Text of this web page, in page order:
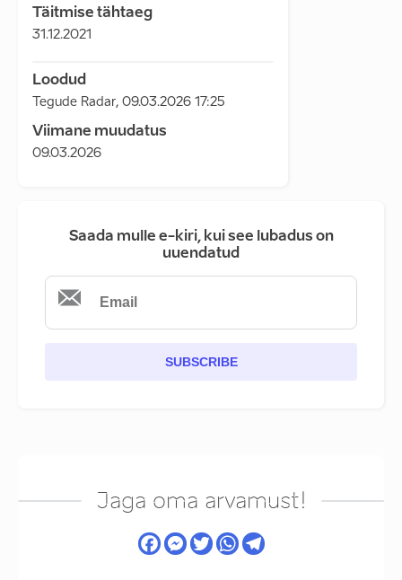
Täitmise tähtaeg
31.12.2021
Loodud
Tegude Radar, 09.03.2026 17:25
Viimane muudatus
09.03.2026
Saada mulle e-kiri, kui see lubadus on
uuendatud
SUBSCRIBE
Jaga oma arvamust!